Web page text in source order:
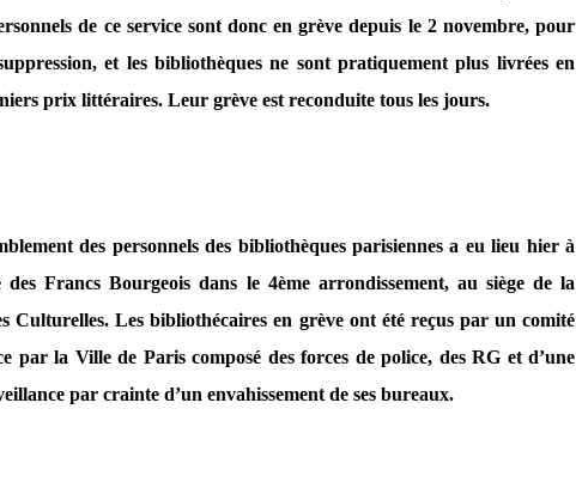
de ce service sont donc en grève depuis le 2 novembre, pour
et les bibliothèques ne sont pratiquement plus livrées en
prix littéraires. Leur grève est reconduite tous les jours.
des personnels des bibliothèques parisiennes a eu lieu hier à
Francs Bourgeois dans le 4ème arrondissement, au siège de la
Culturelles. Les bibliothécaires en grève ont été reçus par un comité
par la Ville de Paris composé des forces de police, des RG et d’une
par crainte d’un envahissement de ses bureaux.